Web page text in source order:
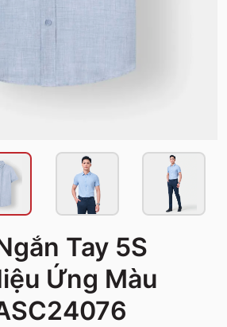
Tay 5S
Ứng Màu